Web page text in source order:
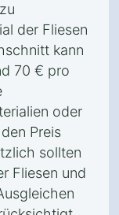
der Fliesen
kann
70 € pro
oder
Preis
sollten
Fliesen und